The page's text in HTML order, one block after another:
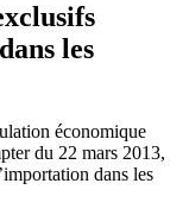
les
économique
du 22 mars 2013,
dans les